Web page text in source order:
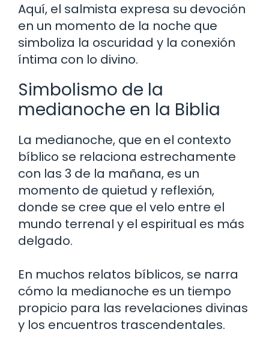
Aquí, el salmista expresa su devoción
en un momento de la noche que
simboliza la oscuridad y la conexión
íntima con lo divino.
Simbolismo de la
medianoche en la Biblia
La medianoche, que en el contexto
bíblico se relaciona estrechamente
con las 3 de la mañana, es un
momento de quietud y reflexión,
donde se cree que el velo entre el
mundo terrenal y el espiritual es más
delgado.
En muchos relatos bíblicos, se narra
cómo la medianoche es un tiempo
propicio para las revelaciones divinas
y los encuentros trascendentales.